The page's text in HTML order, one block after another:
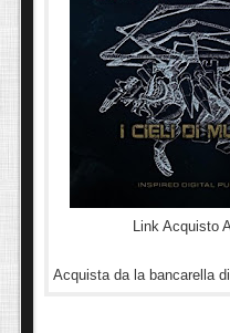
Link Acquisto
Acquista da la bancarella